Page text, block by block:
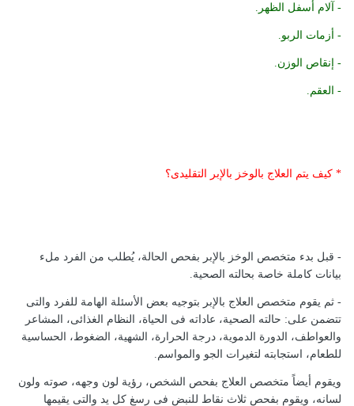
- آلام أسفل الظهر.
- أزمات الربو.
- إنقاص الوزن.
- العقم.
* كيف يتم العلاج بالوخز بالإبر التقليدى؟
- قبل بدء متخصص الوخز بالإبر بفحص الحالة، يُطلب من الفرد ملء
بيانات كاملة خاصة بحالته الصحية.
- ثم يقوم متخصص العلاج بالإبر بتوجيه بعض الأسئلة الهامة للفرد والتى
تتضمن على: حالته الصحية، عاداته فى الحياة، النظام الغذائى، المشاعر
والعواطف، الدورة الدموية، درجة الحرارة، الشهية، الضغوط، الحساسية
للطعام، استجابته لتغيرات الجو والمواسم.
ويقوم أيضاً متخصص العلاج بفحص الشخص، رؤية لون وجهه، صوته ولون
لسانه، ويقوم بفحص ثلاث نقاط للنبض فى رسغ كل يد والتى يقيمها